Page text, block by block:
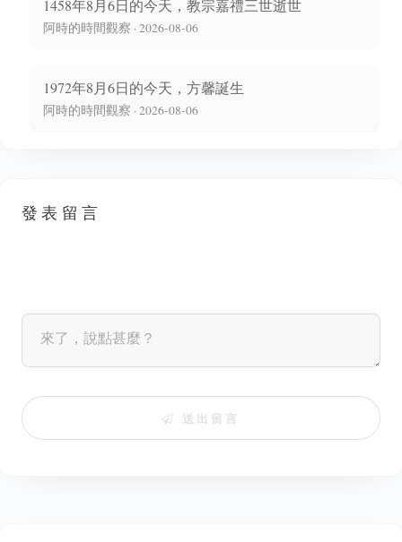
1458年8月6日的今天，教宗嘉禮三世逝世
阿時的時間觀察 · 2026-08-06
1972年8月6日的今天，方馨誕生
阿時的時間觀察 · 2026-08-06
發表留言
送出留言